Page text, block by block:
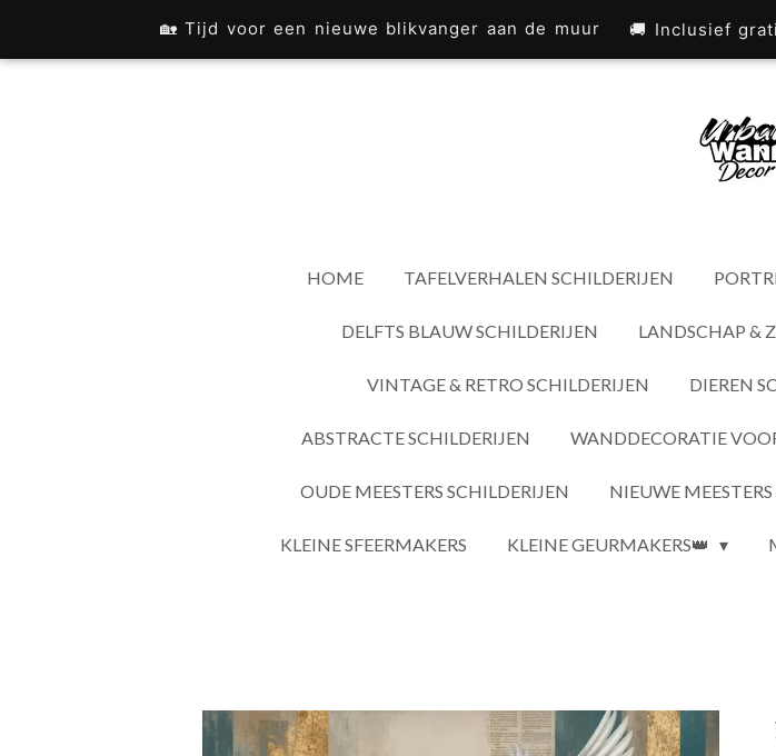
🏡 Tijd voor een nieuwe blikvanger aan de muur 🚚 Inclusief
direct
HOME TAFELVERHALEN SCHILDERIJEN
DELFTS BLAUW SCHILDERIJEN LANDSCHAP &
VINTAGE & RETRO SCHILDERIJEN DIEREN
ABSTRACTE SCHILDERIJEN WANDDECORATIE
OUDE MEESTERS SCHILDERIJEN NIEUWE
KLEINE SFEERMAKERS KLEINE GEURMAKERS👑